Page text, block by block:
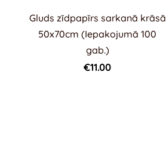
Gluds zīdpapīrs sarkanā krāsā
50x70cm (Iepakojumā 100
gab.)
€11.00